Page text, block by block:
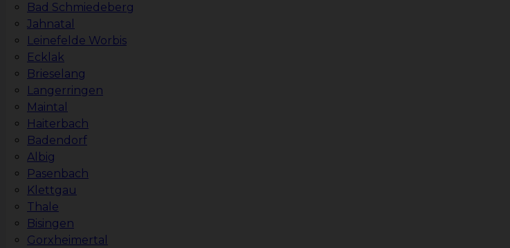
Bad Schmiedeberg
Jahnatal
Leinefelde Worbis
Ecklak
Brieselang
Langerringen
Maintal
Haiterbach
Badendorf
Albig
Pasenbach
Klettgau
Thale
Bisingen
Gorxheimertal